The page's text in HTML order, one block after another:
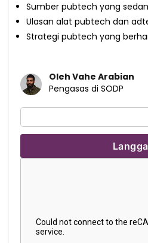
Sumber pubtech yang
Ulasan alat pubtech dan
Strategi pubtech yang
Oleh Vahe Arabian
Pengasas di SODP